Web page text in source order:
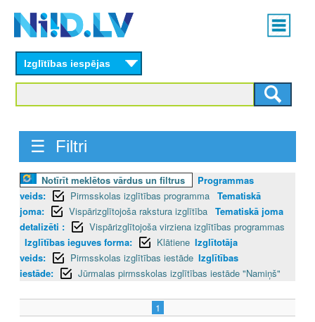
content
Main
menu
Izglītības iespējas
☰ Filtri
Notīrīt meklētos vārdus un filtrus
Programmas
veids:
Pirmsskolas izglītības programma Tematiskā
joma:
Vispārizglītojoša rakstura izglītība Tematiskā joma
detalizēti :
Vispārizglītojoša virziena izglītības programmas
Izglītības ieguves forma:
Klātiene Izglītotāja
veids:
Pirmsskolas izglītības iestāde Izglītības
iestāde:
Jūrmalas pirmsskolas izglītības iestāde "Namiņš"
1